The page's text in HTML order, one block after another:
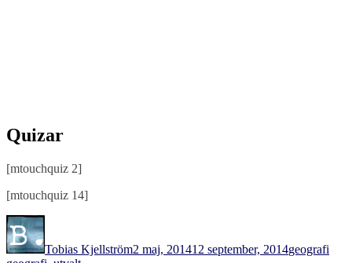
Quizar
[mtouchquiz 2]
[mtouchquiz 14]
Tobias Kjellström2 maj, 201412 september, 2014geografi